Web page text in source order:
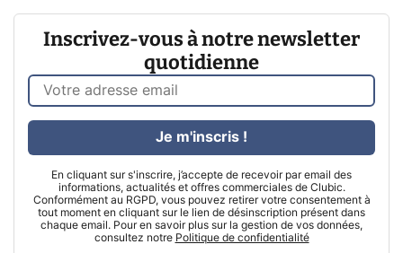
Inscrivez-vous à notre newsletter
quotidienne
En cliquant sur s'inscrire, j’accepte de recevoir par email des
informations, actualités et offres commerciales de Clubic.
Conformément au RGPD, vous pouvez retirer votre consentement à
tout moment en cliquant sur le lien de désinscription présent dans
chaque email. Pour en savoir plus sur la gestion de vos données,
consultez notre Politique de confidentialité
Je m'inscris !